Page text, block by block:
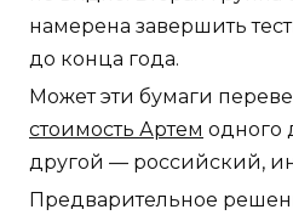
намерена завершить
до конца года.
Может эти бумаги
стоимость Артем одного
другой — российский,
Предварительное